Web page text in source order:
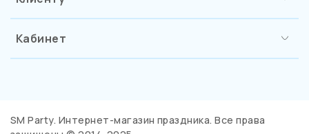
Кабинет
SM Party. Интернет-магазин праздника. Все права